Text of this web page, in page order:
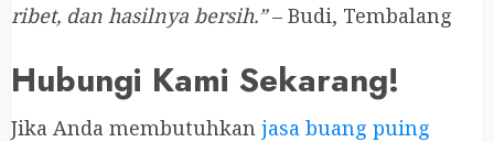
ribet, dan hasilnya bersih.”– Budi, Tembalang
Hubungi Kami Sekarang!
Jika Anda membutuhkan jasa buang puing